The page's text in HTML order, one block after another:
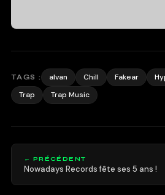
TAGS : alvan Chill Fakear
Trap
Trap Music
← PRÉCÉDENT
Nowadays Records fête ses 5 ans !